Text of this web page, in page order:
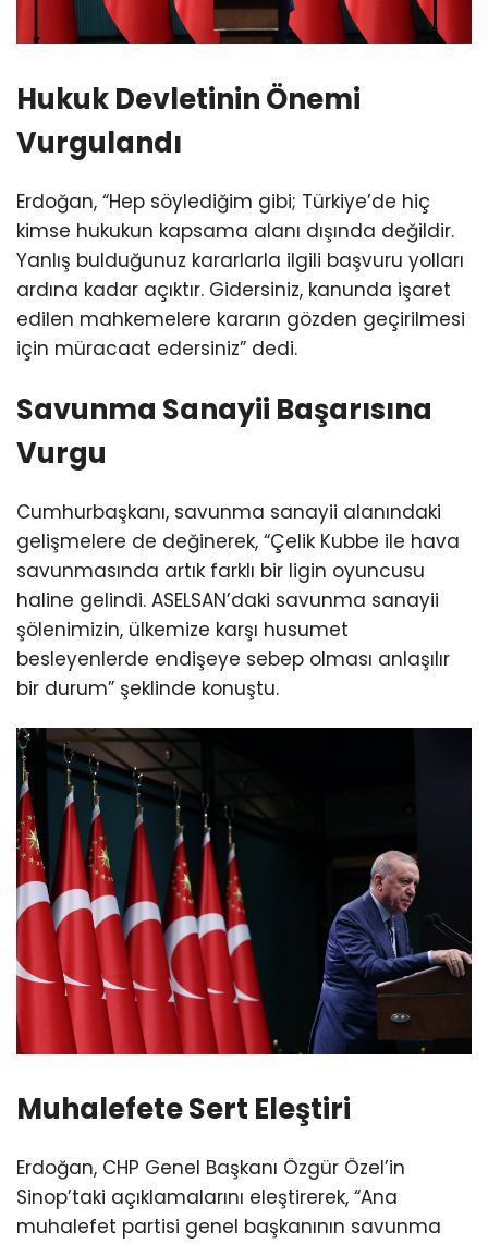
Hukuk Devletinin Önemi
Vurgulandı
Erdoğan, “Hep söylediğim gibi; Türkiye’de hiç
kimse hukukun kapsama alanı dışında değildir.
Yanlış bulduğunuz kararlarla ilgili başvuru yolları
ardına kadar açıktır. Gidersiniz, kanunda işaret
edilen mahkemelere kararın gözden geçirilmesi
için müracaat edersiniz” dedi.
Savunma Sanayii Başarısına
Vurgu
Cumhurbaşkanı, savunma sanayii alanındaki
gelişmelere de değinerek, “Çelik Kubbe ile hava
savunmasında artık farklı bir ligin oyuncusu
haline gelindi. ASELSAN’daki savunma sanayii
şölenimizin, ülkemize karşı husumet
besleyenlerde endişeye sebep olması anlaşılır
bir durum” şeklinde konuştu.
Muhalefete Sert Eleştiri
Erdoğan, CHP Genel Başkanı Özgür Özel’in
Sinop’taki açıklamalarını eleştirerek, “Ana
muhalefet partisi genel başkanının savunma